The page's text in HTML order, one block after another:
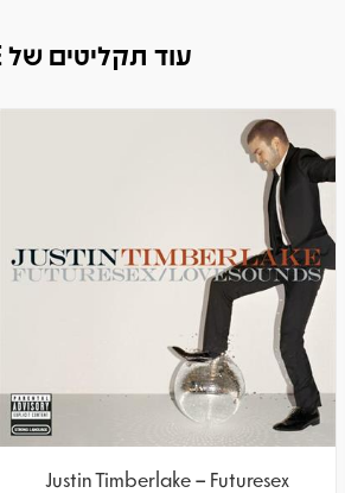
עוד תקליטים של JUSTIN TIMBERLAKE
Justin Timberlake – Futuresex